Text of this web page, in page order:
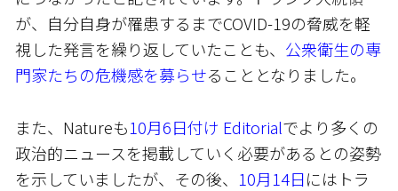
が、自分自身が罹患するまでCOVID-19の脅威を軽
視した発言を繰り返していたことも、 公衆衛生の専
門家たちの危機感を募らせることとなりました。
また、Natureも10月6日付け Editorialでより多くの
政治的ニュースを掲載していく必要があるとの姿勢
を示していましたが、その後、 10月14日にはトラ